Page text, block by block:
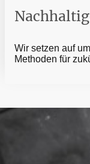
Wir setzen auf
Methoden für